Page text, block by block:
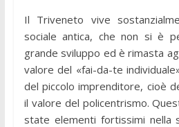
Il Triveneto vive
sociale antica, che non si è
grande sviluppo ed è rimasta
valore del «fai-da-te
del piccolo imprenditore, cioè
il valore del policentrismo.
state elementi fortissimi nella